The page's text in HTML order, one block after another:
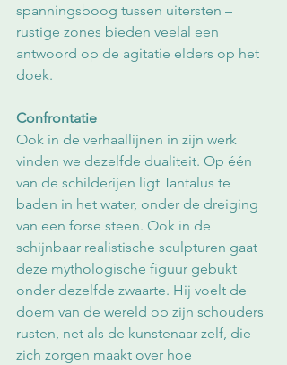
spanningsboog tussen uitersten –
rustige zones bieden veelal een
antwoord op de agitatie elders op het
doek.
Confrontatie
Ook in de verhaallijnen in zijn werk
vinden we dezelfde dualiteit. Op één
van de schilderijen ligt Tantalus te
baden in het water, onder de dreiging
van een forse steen. Ook in de
schijnbaar realistische sculpturen gaat
deze mythologische figuur gebukt
onder dezelfde zwaarte. Hij voelt de
doem van de wereld op zijn schouders
rusten, net als de kunstenaar zelf, die
zich zorgen maakt over hoe